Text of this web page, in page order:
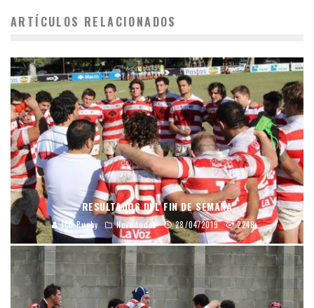
ARTÍCULOS RELACIONADOS
RESULTADOS DEL FIN DE SEMANA
JCC Rugby Novedades 28/04/2019 2248